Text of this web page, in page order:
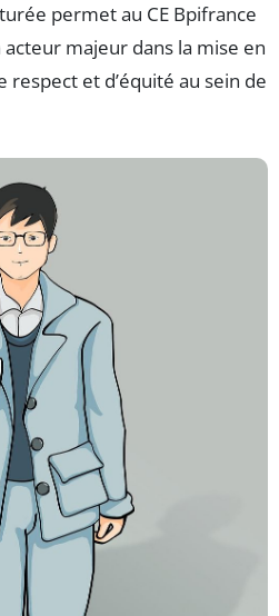
permet au CE Bpifrance
majeur dans la mise en
et d’équité au sein de